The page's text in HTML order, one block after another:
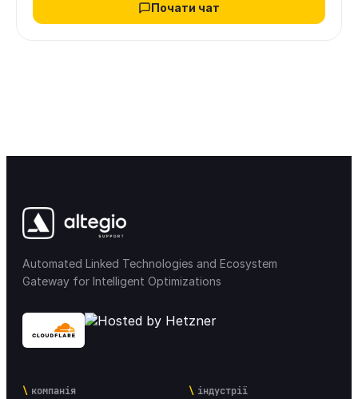
Почати чат
Automated Linked Technologies and Ecosystem
Gateway for Intelligent Optimizations
компанія індустрії